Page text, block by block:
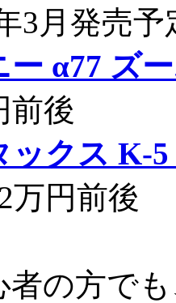
3月発売予
ー α77 ズ
後
ックス K-5
円前後
の方で